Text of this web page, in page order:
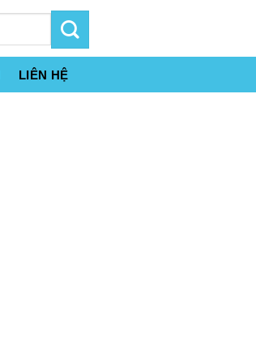
LIÊN HỆ